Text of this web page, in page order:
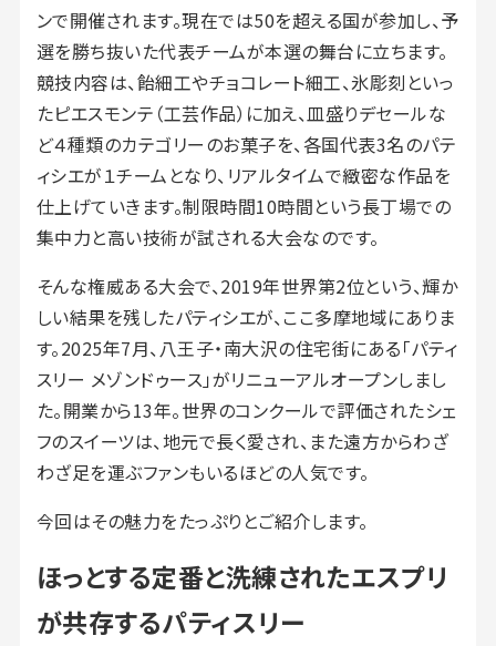
ンで開催されます。現在では50を超える国が参加し、予
選を勝ち抜いた代表チームが本選の舞台に立ちます。
競技内容は、飴細工やチョコレート細工、氷彫刻といっ
たピエスモンテ（工芸作品）に加え、皿盛りデセールな
ど４種類のカテゴリーのお菓子を、各国代表3名のパテ
ィシエが１チームとなり、リアルタイムで緻密な作品を
仕上げていきます。制限時間10時間という長丁場での
集中力と高い技術が試される大会なのです。
そんな権威ある大会で、2019年世界第2位という、輝か
しい結果を残したパティシエが、ここ多摩地域にありま
す。2025年7月、八王子・南大沢の住宅街にある「パティ
スリー メゾンドゥース」がリニューアルオープンしまし
た。開業から13年。世界のコンクールで評価されたシェ
フのスイーツは、地元で長く愛され、また遠方からわざ
わざ足を運ぶファンもいるほどの人気です。
今回はその魅力をたっぷりとご紹介します。
ほっとする定番と洗練されたエスプリ
が共存するパティスリー